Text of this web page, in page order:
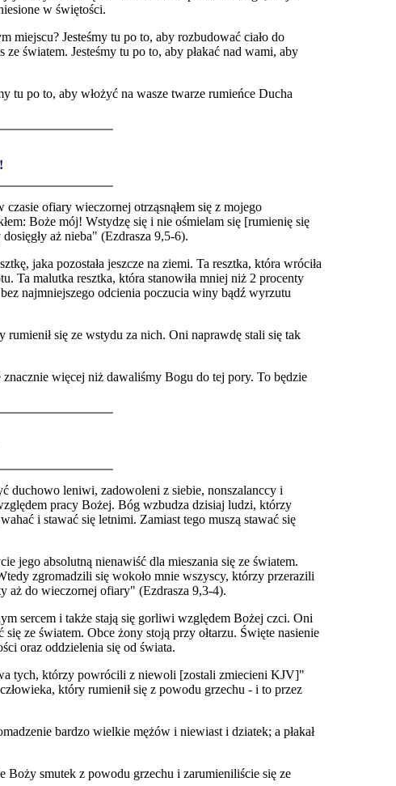
w świętości.
miejscu? Jesteśmy tu po to, aby rozbudować ciało do
światem. Jesteśmy tu po to, aby płakać nad wami, aby
tu po to, aby włożyć na wasze twarze rumieńce Ducha
ofiary wieczornej otrząsnąłem się z mojego
Boże mój! Wstydzę się i nie ośmielam się [rumienię się
aż nieba" (Ezdrasza 9,5-6).
jaka pozostała jeszcze na ziemi. Ta resztka, która wróciła
Ta malutka resztka, która stanowiła mniej niż 2 procenty
najmniejszego odcienia poczucia winy bądź wyrzutu
się ze wstydu za nich. Oni naprawdę stali się tak
więcej niż dawaliśmy Bogu do tej pory. To będzie
duchowo leniwi, zadowoleni z siebie, nonszalanccy i
pracy Bożej. Bóg wzbudza dzisiaj ludzi, którzy
i stawać się letnimi. Zamiast tego muszą stawać się
jego absolutną nienawiść dla mieszania się ze światem.
zgromadzili się wokoło mnie wszyscy, którzy przerazili
aż do wieczornej ofiary" (Ezdrasza 9,3-4).
sercem i także stają się gorliwi względem Bożej czci. Oni
ze światem. Obce żony stoją przy ołtarzu. Święte nasienie
oraz oddzielenia się od świata.
tych, którzy powrócili z niewoli [zostali zmiecieni KJV]"
który rumienił się z powodu grzechu - i to przez
bardzo wielkie mężów i niewiast i dziatek; a płakał
Boży smutek z powodu grzechu i zarumieniliście się ze